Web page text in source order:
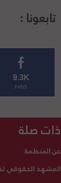
تابعونا :
9.3K
FANS
ذات صلة
عن المنظمة
المشهد الحقوقي